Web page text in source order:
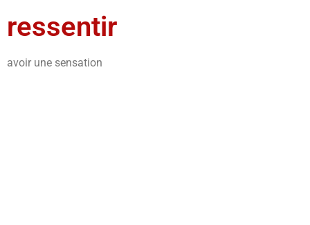
ressentir
avoir une sensation